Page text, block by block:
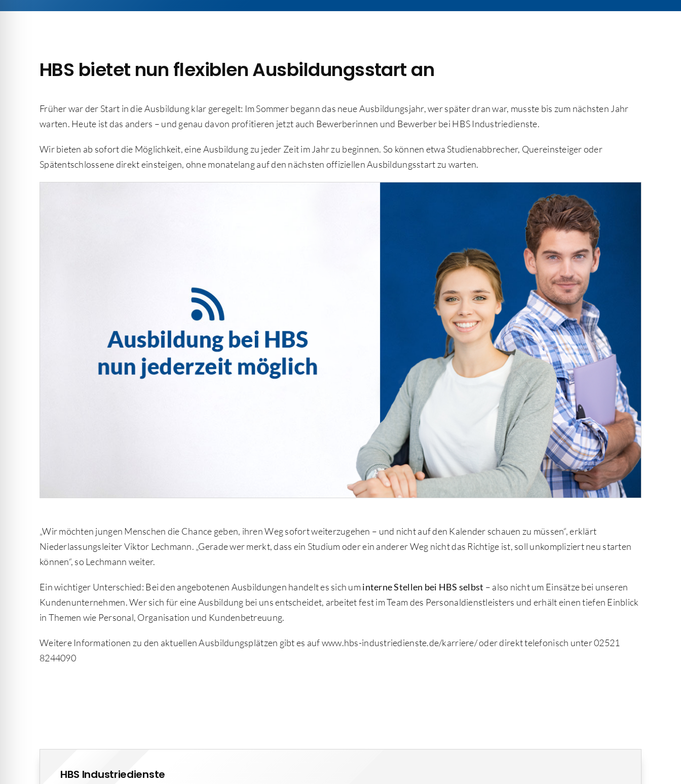
HBS bietet nun flexiblen Ausbildungsstart an
Früher war der Start in die Ausbildung klar geregelt: Im Sommer begann das neue Ausbildungsjahr, wer später dran war, musste bis zum nächsten Jahr
warten. Heute ist das anders – und genau davon profitieren jetzt auch Bewerberinnen und Bewerber bei HBS Industriedienste.
Wir bieten ab sofort die Möglichkeit, eine Ausbildung zu jeder Zeit im Jahr zu beginnen. So können etwa Studienabbrecher, Quereinsteiger oder
Spätentschlossene direkt einsteigen, ohne monatelang auf den nächsten offiziellen Ausbildungsstart zu warten.
„Wir möchten jungen Menschen die Chance geben, ihren Weg sofort weiterzugehen – und nicht auf den Kalender schauen zu müssen“, erklärt
Niederlassungsleiter Viktor Lechmann. „Gerade wer merkt, dass ein Studium oder ein anderer Weg nicht das Richtige ist, soll unkompliziert neu starten
können“, so Lechmann weiter.
Ein wichtiger Unterschied: Bei den angebotenen Ausbildungen handelt es sich um interne Stellen bei HBS selbst – also nicht um Einsätze bei unseren
Kundenunternehmen. Wer sich für eine Ausbildung bei uns entscheidet, arbeitet fest im Team des Personaldienstleisters und erhält einen tiefen Einblick
in Themen wie Personal, Organisation und Kundenbetreuung.
Weitere Informationen zu den aktuellen Ausbildungsplätzen gibt es auf www.hbs-industriedienste.de/karriere/ oder direkt telefonisch unter 02521
8244090
HBS Industriedienste